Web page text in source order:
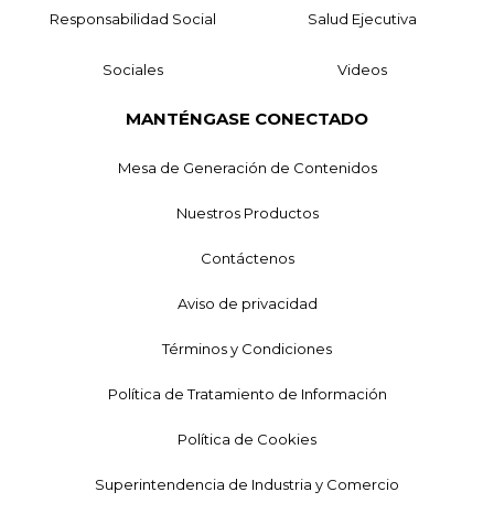
Responsabilidad Social Salud Ejecutiva
Sociales Videos
MANTÉNGASE CONECTADO
Mesa de Generación de Contenidos
Nuestros Productos
Contáctenos
Aviso de privacidad
Términos y Condiciones
Política de Tratamiento de Información
Política de Cookies
Superintendencia de Industria y Comercio